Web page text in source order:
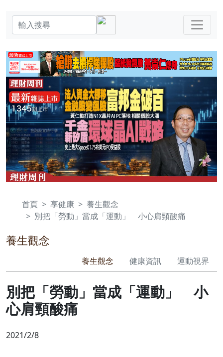
首頁 享健康
養生觀念
別把「勞動」當成「運動」 小心肩頸酸痛
養生觀念
養生觀念 健康資訊 運動視界
別把「勞動」當成「運動」 小
心肩頸酸痛
2021/2/8